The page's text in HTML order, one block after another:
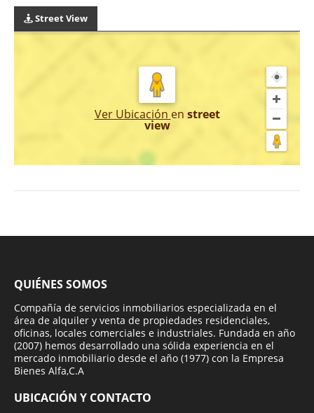
Street View
Ver Ubicación en street
view
QUIÉNES SOMOS
Compañía de servicios inmobiliarios especializada en el
área de alquiler y venta de propiedades residenciales,
oficinas, locales comerciales e industriales. Fundada en año
(2007) hemos desarrollado una sólida experiencia en el
mercado inmobiliario desde el año (1977) con la Empresa
Bienes Alfa,C.A
UBICACIÓN Y CONTACTO